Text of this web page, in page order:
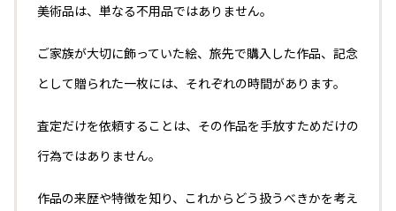
美術品は、単なる不用品ではありません。
ご家族が大切に飾っていた絵、旅先で購入した作品、記念
として贈られた一枚には、それぞれの時間があります。
査定だけを依頼することは、その作品を手放すためだけの
行為ではありません。
作品の来歴や特徴を知り、これからどう扱うべきかを考え